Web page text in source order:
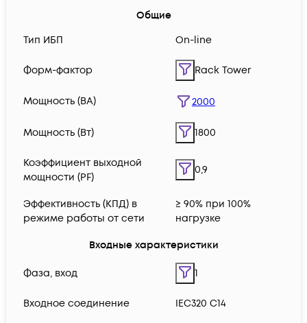
Общие
Тип ИБП
On-line
Форм-фактор Rack Tower
Мощность (ВА) 2000
Мощность (Вт) 1800
Коэффициент выходной
мощности (PF)
0,9
Эффективность (КПД) в
режиме работы от сети
≥ 90% при 100%
нагрузке
Входные характеристики
Фаза, вход 1
Входное соединение IEC320 C14